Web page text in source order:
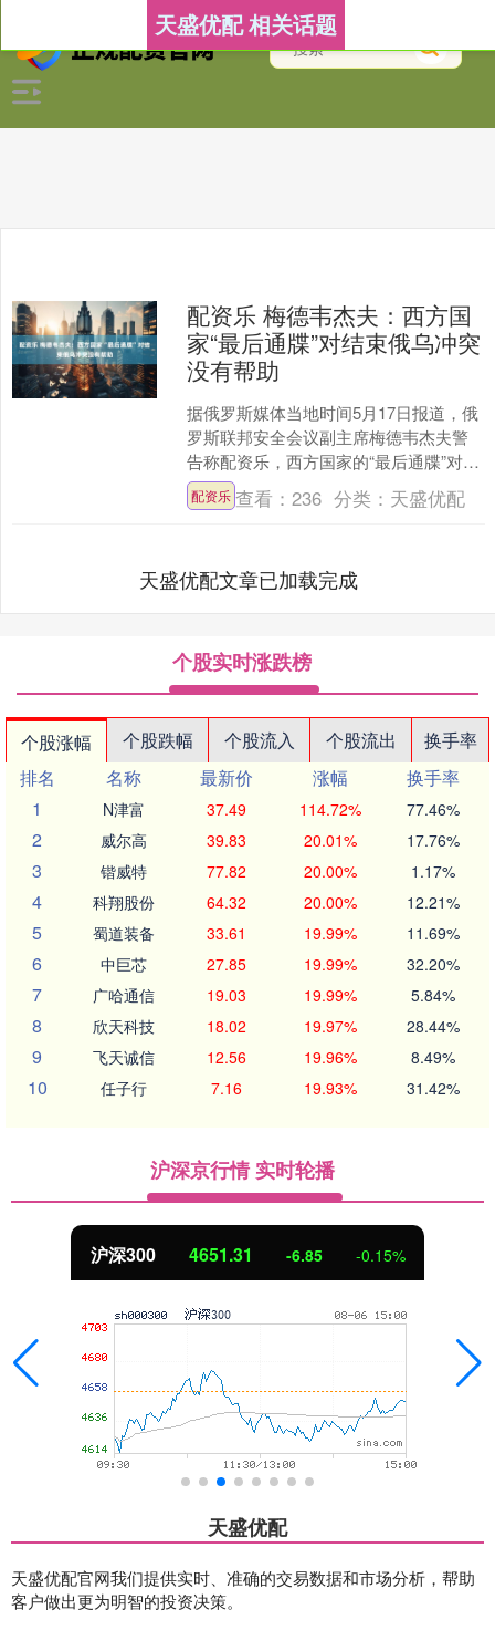
天盛优配 相关话题
配资乐 梅德韦杰夫：西方国
家“最后通牒”对结束俄乌冲突
没有帮助
据俄罗斯媒体当地时间5月17日报道，俄
罗斯联邦安全会议副主席梅德韦杰夫警
告称配资乐，西方国家的“最后通牒”对结
束俄乌冲突没有帮助。 梅德韦杰夫当天
在社交媒体发文....
配资乐 查看：236 分类： 天盛优配
天盛优配文章已加载完成
个股实时涨跌榜
个股涨幅 个股跌幅 个股流入 个股流出
换手率
排名
名称 最新价 涨幅
换手率
1
N津富 37.49 114.72% 77.46%
2 威尔高 39.83 20.01% 17.76%
3 锴威特 77.82 20.00% 1.17%
4 科翔股份 64.32 20.00% 12.21%
5 蜀道装备 33.61 19.99% 11.69%
6 中巨芯 27.85 19.99% 32.20%
7 广哈通信 19.03 19.99% 5.84%
8 欣天科技 18.02 19.97% 28.44%
9 飞天诚信 12.56 19.96% 8.49%
10 任子行 7.16 19.93% 31.42%
沪深京行情 实时轮播
沪深300 4651.31 -6.85 -0.15%
天盛优配
天盛优配官网我们提供实时、准确的交易数据和市场分析，帮助
客户做出更为明智的投资决策。